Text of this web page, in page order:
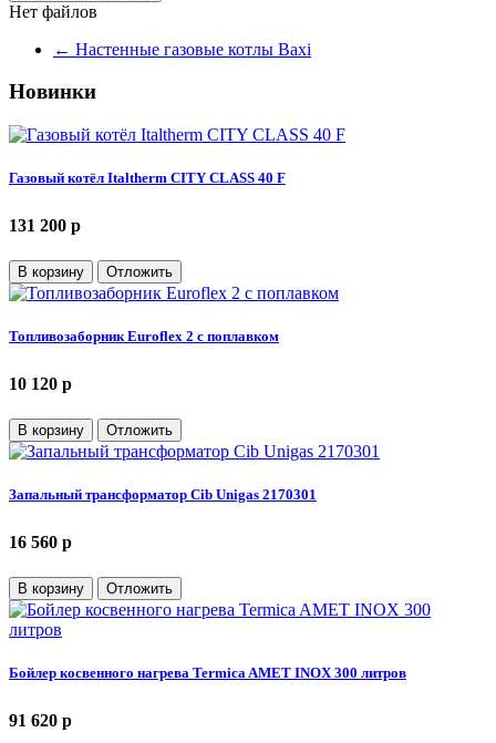
Нет файлов
← Настенные газовые котлы Baxi
Новинки
Газовый котёл Italtherm CITY CLASS 40 F
131 200 p
В корзину Отложить
Топливозаборник Euroflex 2 с поплавком
10 120 p
В корзину Отложить
Запальный трансформатор Cib Unigas 2170301
16 560 p
В корзину Отложить
Бойлер косвенного нагрева Termica AMET INOX 300 литров
91 620 p